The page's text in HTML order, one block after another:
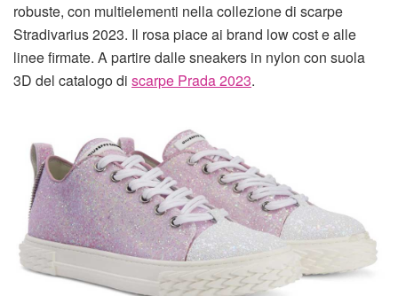
robuste, con multielementi nella collezione di scarpe
Stradivarius 2023. Il rosa piace ai brand low cost e alle
linee firmate. A partire dalle sneakers in nylon con suola
3D del catalogo di scarpe Prada 2023.